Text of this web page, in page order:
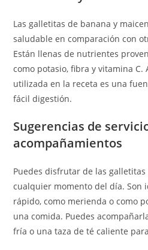
Las galletitas de banana y
saludable en comparación con
Están llenas de nutrientes
como potasio, fibra y vitamina C.
utilizada en la receta es una
fácil digestión.
Sugerencias de
acompañamientos
Puedes disfrutar de las
cualquier momento del día. Son
rápido, como merienda o como
una comida. Puedes
fría o una taza de té caliente